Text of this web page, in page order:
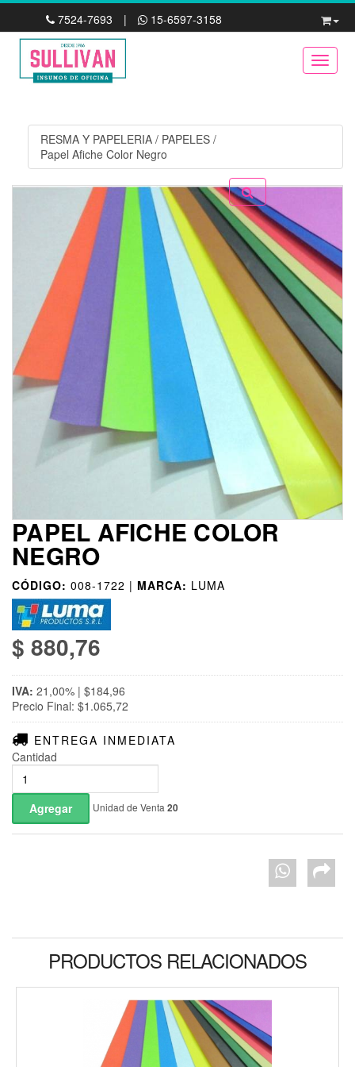
7524-7693 | 15-6597-3158
RESMA Y PAPELERIA / PAPELES /
Papel Afiche Color Negro
PAPEL AFICHE COLOR
NEGRO
CÓDIGO: 008-1722 | MARCA: LUMA
$ 880,76
IVA: 21,00% | $184,96
Precio Final: $1.065,72
ENTREGA INMEDIATA
Cantidad
Unidad de Venta 20
PRODUCTOS RELACIONADOS